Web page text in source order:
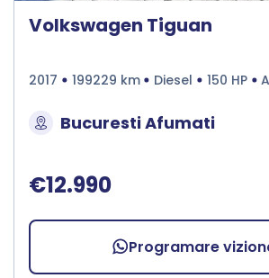
Volkswagen Tiguan
2017 199229 km Diesel 150 HP
Bucuresti Afumati
€12.990
Programare